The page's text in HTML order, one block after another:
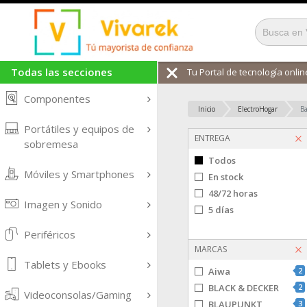
Todas las secciones
Componentes
Portátiles y equipos de
sobremesa
Móviles y Smartphones
Imagen y Sonido
Periféricos
Tablets y Ebooks
Videoconsolas/Gaming
Tu Portal de tecnología
Inicio ElectroHogar
ENTREGA
Todos
En stock
48/72 horas
5 días
MARCAS
Aiwa 2
BLACK & DECKER 2
BLAUPUNKT 3